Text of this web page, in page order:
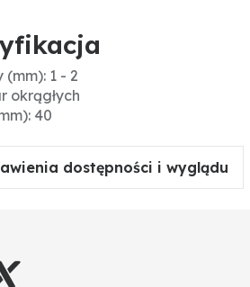
1 - 2
okrągłych
40
dostępności i wyglądu